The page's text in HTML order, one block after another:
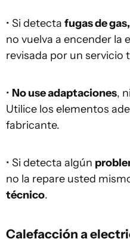
• Si detecta fugas de
no vuelva a encender la
revisada por un servicio
• No use adaptaciones,
Utilice los elementos
fabricante.
• Si detecta algún
no la repare usted
técnico.
Calefacción a